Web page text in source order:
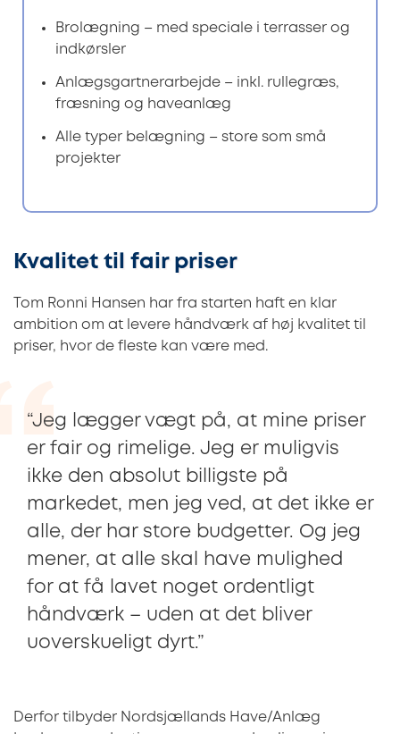
Brolægning – med speciale i terrasser og
indkørsler
Anlægsgartnerarbejde – inkl. rullegræs,
fræsning og haveanlæg
Alle typer belægning – store som små
projekter
Kvalitet til fair priser
Tom Ronni Hansen har fra starten haft en klar
ambition om at levere håndværk af høj kvalitet til
priser, hvor de fleste kan være med.
“Jeg lægger vægt på, at mine priser
er fair og rimelige. Jeg er muligvis
ikke den absolut billigste på
markedet, men jeg ved, at det ikke er
alle, der har store budgetter. Og jeg
mener, at alle skal have mulighed
for at få lavet noget ordentligt
håndværk – uden at det bliver
uoverskueligt dyrt.”
Derfor tilbyder Nordsjællands Have/Anlæg